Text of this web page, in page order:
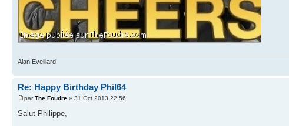
Alan Eveillard
Re: Happy Birthday Phil64
parThe Foudre » 31 Oct 2013 22:56
Salut Philippe,